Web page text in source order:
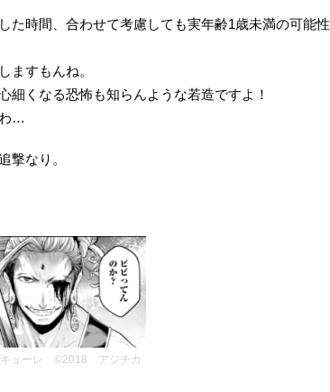
た時間、合わせて考慮しても実年齢1歳未満の可能性
ますもんね。
細くなる恐怖も知らんような若造ですよ！
…
撃なり。
キューレ ©2018 アジチカ